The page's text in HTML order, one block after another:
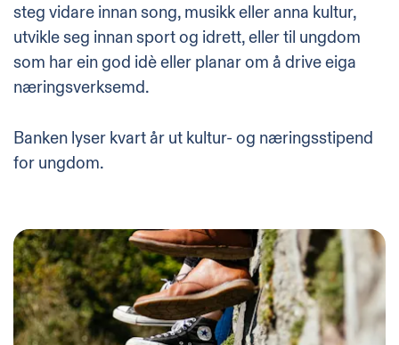
steg vidare innan song, musikk eller anna kultur,
utvikle seg innan sport og idrett, eller til ungdom
som har ein god idè eller planar om å drive eiga
næringsverksemd.
Banken lyser kvart år ut kultur- og næringsstipend
for ungdom.